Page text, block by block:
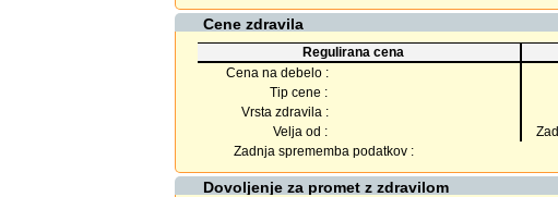
Cene zdravila
Regulirana cena
Cena na debelo :
Tip cene :
Vrsta zdravila :
Velja od :
Zadnja sprememba podatkov :
Dovoljenje za promet z zdravilom